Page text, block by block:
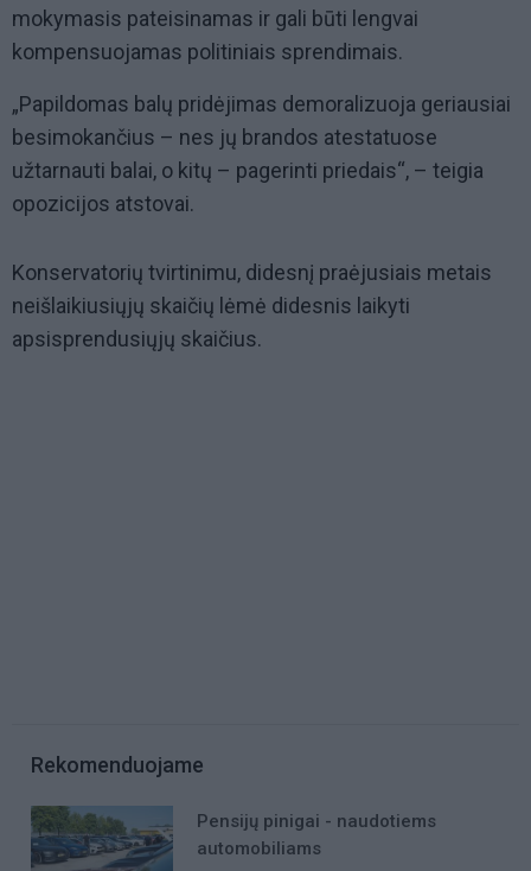
mokymasis pateisinamas ir gali būti lengvai
kompensuojamas politiniais sprendimais.
„Papildomas balų pridėjimas demoralizuoja geriausiai
besimokančius – nes jų brandos atestatuose
užtarnauti balai, o kitų – pagerinti priedais“, – teigia
opozicijos atstovai.
Konservatorių tvirtinimu, didesnį praėjusiais metais
neišlaikiusiųjų skaičių lėmė didesnis laikyti
apsisprendusiųjų skaičius.
Rekomenduojame
Pensijų pinigai - naudotiems
automobiliams